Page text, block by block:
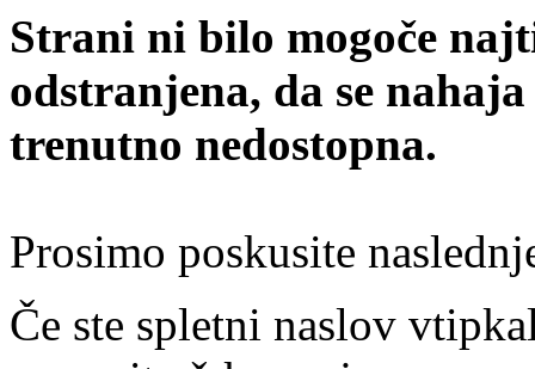
Strani ni bilo mogoče
odstranjena, da se
trenutno nedostopna.
Prosimo poskusite
Če ste spletni naslov